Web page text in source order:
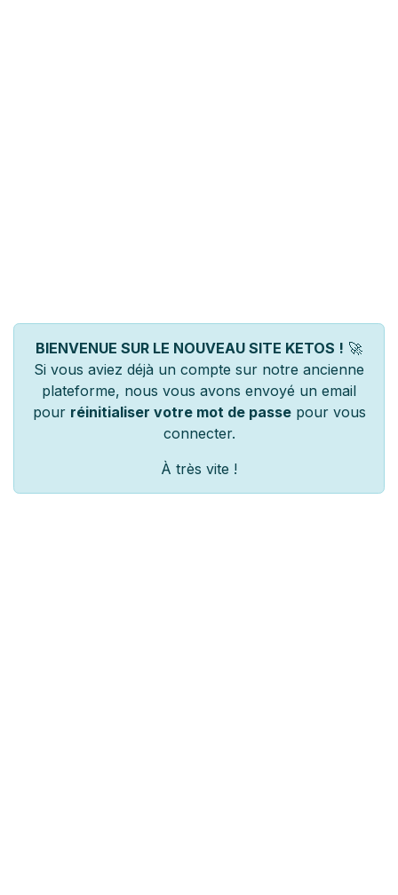
BIENVENUE SUR LE NOUVEAU SITE KETOS ! 🚀
Si vous aviez déjà un compte sur notre ancienne
plateforme, nous vous avons envoyé un email
pour réinitialiser votre mot de passepour vous
connecter.
À très vite !